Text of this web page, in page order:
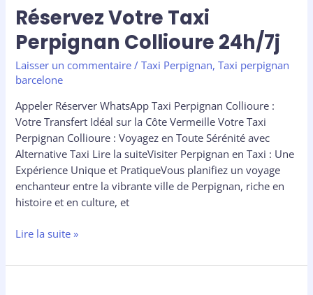
Réservez Votre Taxi
Perpignan Collioure 24h/7j
Laisser un commentaire /Taxi Perpignan,Taxi perpignan
barcelone
Appeler Réserver WhatsApp Taxi Perpignan Collioure :
Votre Transfert Idéal sur la Côte Vermeille Votre Taxi
Perpignan Collioure : Voyagez en Toute Sérénité avec
Alternative Taxi Lire la suiteVisiter Perpignan en Taxi : Une
Expérience Unique et PratiqueVous planifiez un voyage
enchanteur entre la vibrante ville de Perpignan, riche en
histoire et en culture, et
Lire la suite »